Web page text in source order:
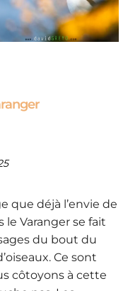
que déjà l’envie de
le Varanger se fait
du bout du
Ce sont
côtoyons à cette